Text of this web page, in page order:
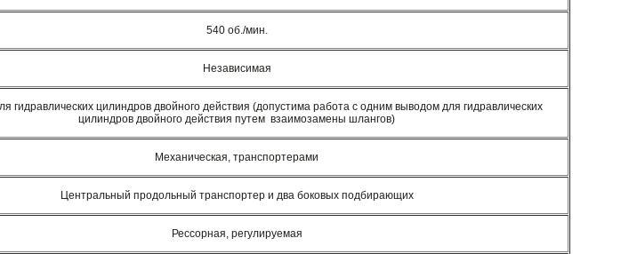
540 об./мин.
Независимая
гидравлических цилиндров двойного действия (допустима работа с одним выводом для гидравлических
цилиндров двойного действия путем взаимозамены шлангов)
Механическая, транспортерами
Центральный продольный транспортер и два боковых подбирающих
Рессорная, регулируемая